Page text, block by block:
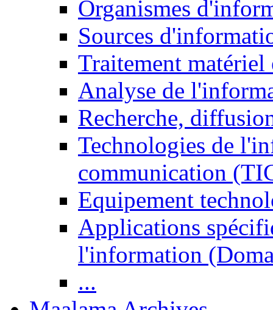
Organismes
Sources
Traitement matériel
Analyse de
Recherche,
Technologies de
communication
Equipement
Applications
l'information
...